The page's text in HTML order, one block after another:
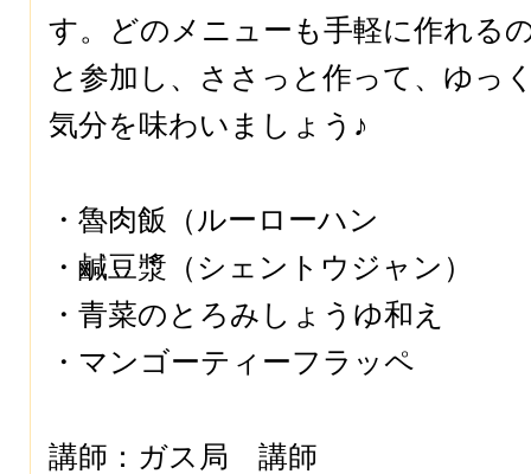
す。どのメニューも手軽に作れる
と参加し、ささっと作って、ゆっ
気分を味わいましょう♪
・魯肉飯（ルーローハン
・鹹豆漿（シェントウジャン）
・青菜のとろみしょうゆ和え
・マンゴーティーフラッペ
講師：ガス局 講師